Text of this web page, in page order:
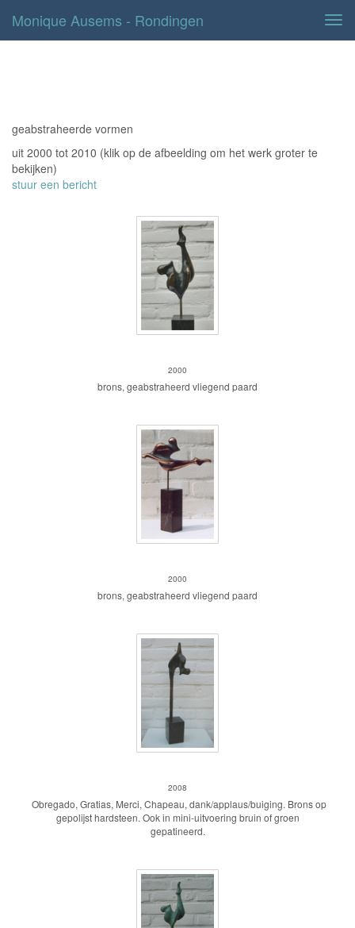
Monique Ausems - Rondingen
geabstraheerde vormen
uit 2000 tot 2010 (klik op de afbeelding om het werk groter te
bekijken)
stuur een bericht
2000
brons, geabstraheerd vliegend paard
2000
brons, geabstraheerd vliegend paard
2008
Obregado, Gratias, Merci, Chapeau, dank/applaus/buiging. Brons op
gepolijst hardsteen. Ook in mini-uitvoering bruin of groen
gepatineerd.